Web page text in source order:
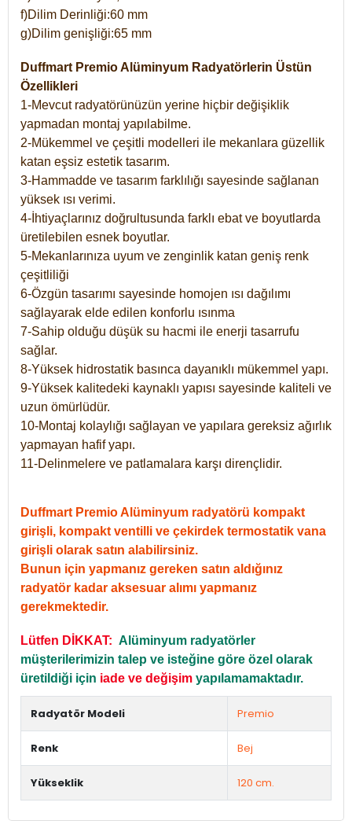
f)Dilim Derinliği:60 mm
g)Dilim genişliği:65 mm
Duffmart Premio Alüminyum Radyatörlerin Üstün
Özellikleri
1-Mevcut radyatörünüzün yerine hiçbir değişiklik
yapmadan montaj yapılabilme.
2-Mükemmel ve çeşitli modelleri ile mekanlara güzellik
katan eşsiz estetik tasarım.
3-Hammadde ve tasarım farklılığı sayesinde sağlanan
yüksek ısı verimi.
4-İhtiyaçlarınız doğrultusunda farklı ebat ve boyutlarda
üretilebilen esnek boyutlar.
5-Mekanlarınıza uyum ve zenginlik katan geniş renk
çeşitliliği
6-Özgün tasarımı sayesinde homojen ısı dağılımı
sağlayarak elde edilen konforlu ısınma
7-Sahip olduğu düşük su hacmi ile enerji tasarrufu
sağlar.
8-Yüksek hidrostatik basınca dayanıklı mükemmel yapı.
9-Yüksek kalitedeki kaynaklı yapısı sayesinde kaliteli ve
uzun ömürlüdür.
10-Montaj kolaylığı sağlayan ve yapılara gereksiz ağırlık
yapmayan hafif yapı.
11-Delinmelere ve patlamalara karşı dirençlidir.
Duffmart Premio Alüminyum radyatörü kompakt
girişli, kompakt ventilli ve çekirdek termostatik vana
girişli olarak satın alabilirsiniz.
Bunun için yapmanız gereken satın aldığınız
radyatör kadar aksesuar alımı yapmanız
gerekmektedir.
Lütfen DİKKAT: Alüminyum radyatörler
müşterilerimizin talep ve isteğine göre özel olarak
üretildiği için iade ve değişim yapılamamaktadır.
Radyatör Modeli Premio
Renk Bej
Yükseklik 120 cm.